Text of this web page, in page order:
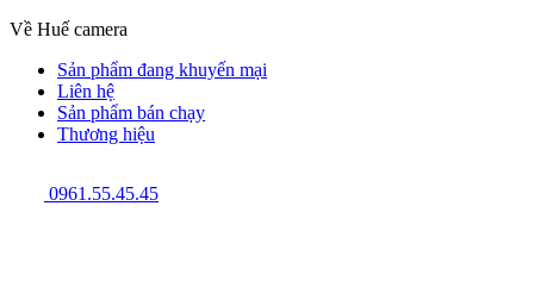
Về Huế camera
Sản phẩm đang khuyến mại
Liên hệ
Sản phẩm bán chạy
Thương hiệu
0961.55.45.45